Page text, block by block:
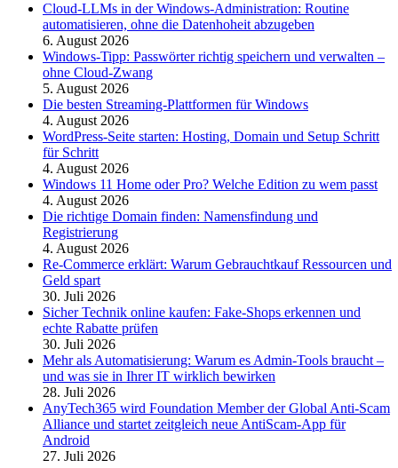
Cloud-LLMs in der Windows-Administration: Routine
automatisieren, ohne die Datenhoheit abzugeben
6. August 2026
Windows-Tipp: Passwörter richtig speichern und verwalten –
ohne Cloud-Zwang
5. August 2026
Die besten Streaming-Plattformen für Windows
4. August 2026
WordPress-Seite starten: Hosting, Domain und Setup Schritt
für Schritt
4. August 2026
Windows 11 Home oder Pro? Welche Edition zu wem passt
4. August 2026
Die richtige Domain finden: Namensfindung und
Registrierung
4. August 2026
Re-Commerce erklärt: Warum Gebrauchtkauf Ressourcen und
Geld spart
30. Juli 2026
Sicher Technik online kaufen: Fake-Shops erkennen und
echte Rabatte prüfen
30. Juli 2026
Mehr als Automatisierung: Warum es Admin-Tools braucht –
und was sie in Ihrer IT wirklich bewirken
28. Juli 2026
AnyTech365 wird Foundation Member der Global Anti-Scam
Alliance und startet zeitgleich neue AntiScam-App für
Android
27. Juli 2026